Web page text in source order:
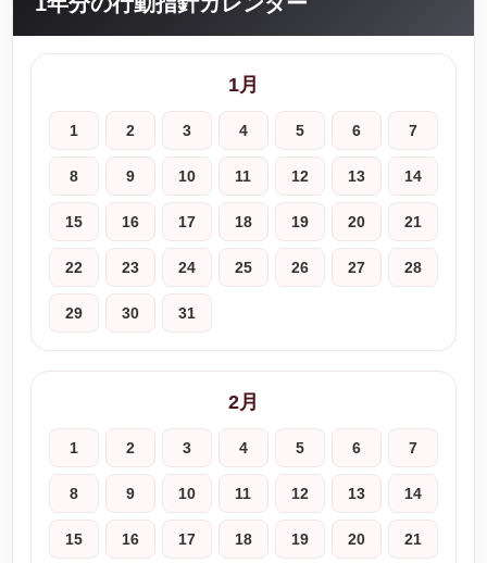
1月
1 2 3 4 5 6 7
8 9 10 11 12 13 14
15 16 17 18 19 20 21
22 23 24 25 26 27 28
29 30 31
2月
1 2 3 4 5 6 7
8 9 10 11 12 13 14
15 16 17 18 19 20 21